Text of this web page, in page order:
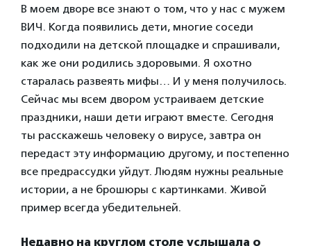
В моем дворе все знают о том, что у нас с мужем
ВИЧ. Когда появились дети, многие соседи
подходили на детской площадке и спрашивали,
как же они родились здоровыми. Я охотно
старалась развеять мифы… И у меня получилось.
Сейчас мы всем двором устраиваем детские
праздники, наши дети играют вместе. Сегодня
ты расскажешь человеку о вирусе, завтра он
передаст эту информацию другому, и постепенно
все предрассудки уйдут. Людям нужны реальные
истории, а не брошюры с картинками. Живой
пример всегда убедительней.
Недавно на круглом столе услышала о